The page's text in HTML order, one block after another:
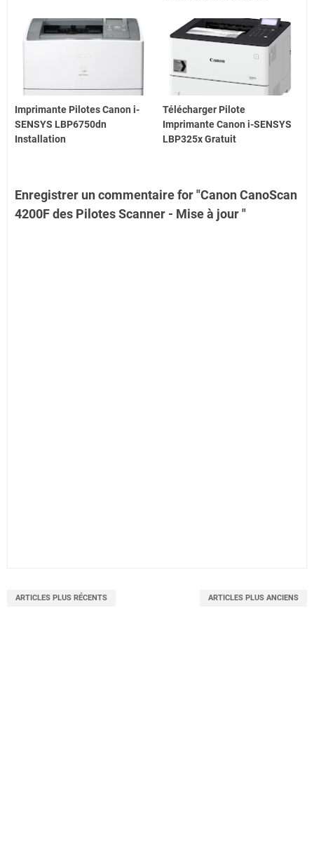
Imprimante Pilotes Canon i-
SENSYS LBP6750dn
Installation
Télécharger Pilote
Imprimante Canon i-SENSYS
LBP325x Gratuit
Enregistrer un commentaire for "Canon CanoScan
4200F des Pilotes Scanner - Mise à jour "
ARTICLES PLUS RÉCENTS ARTICLES PLUS ANCIENS